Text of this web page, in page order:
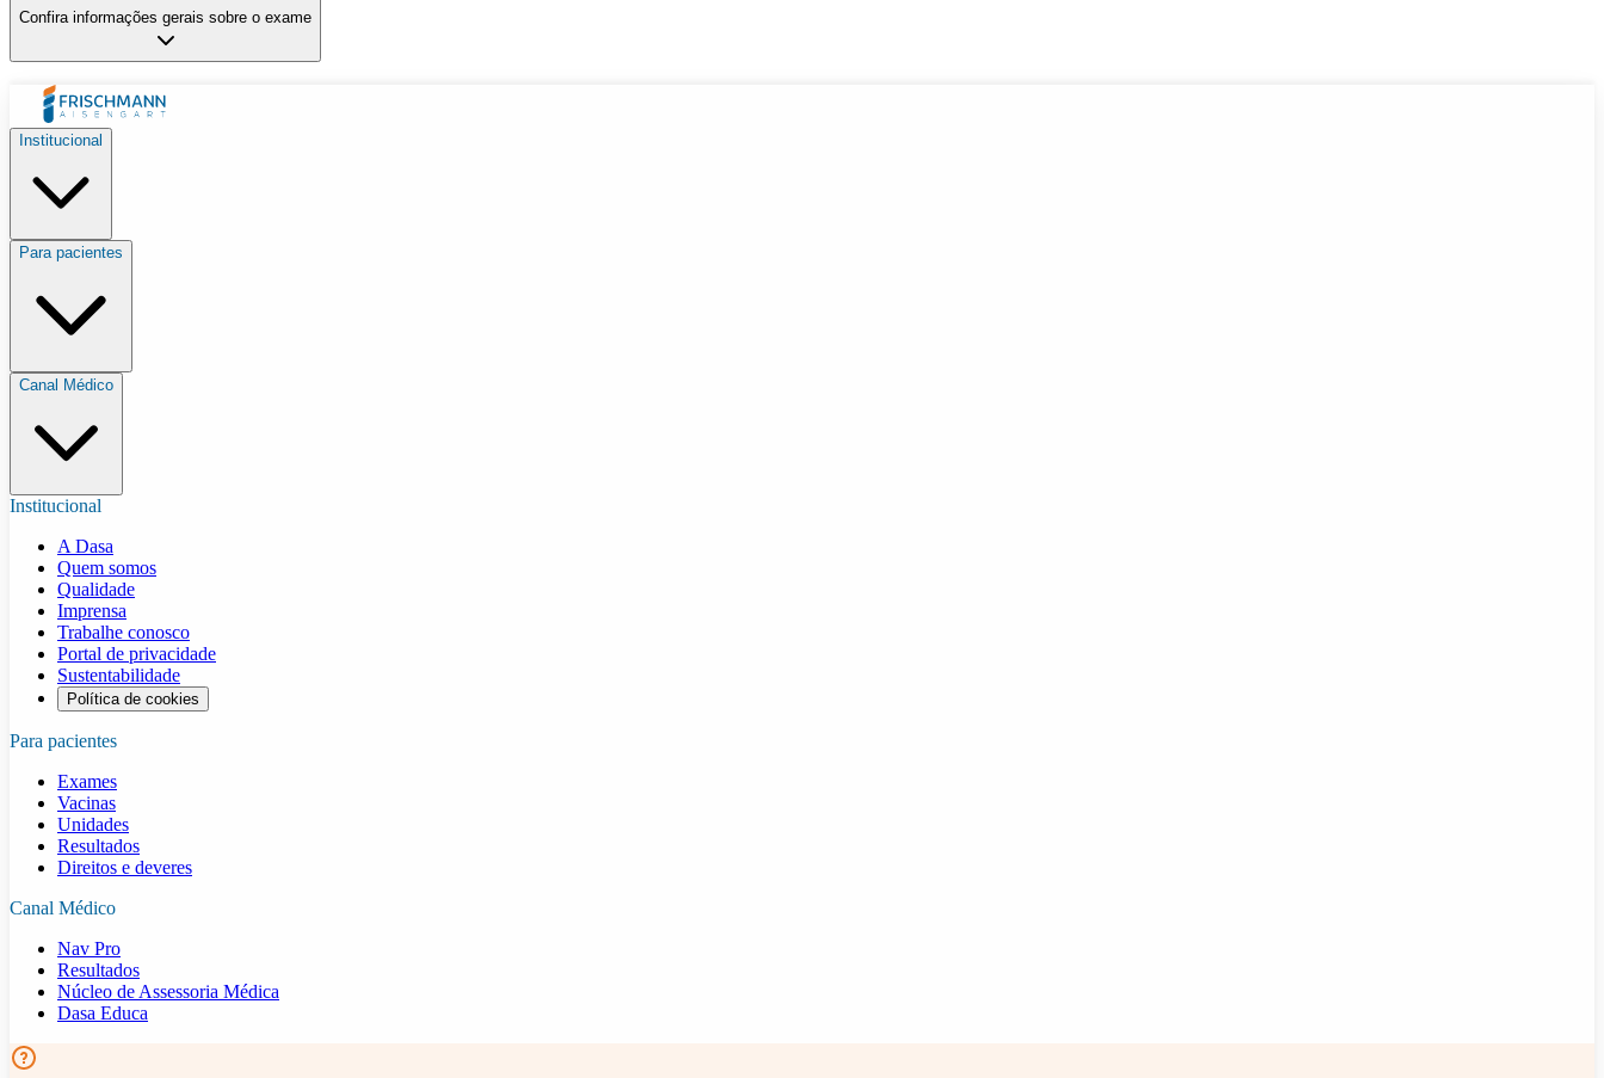
Confira informações gerais sobre o exame
Institucional
Para pacientes
Canal Médico
Institucional
A Dasa
Quem somos
Qualidade
Imprensa
Trabalhe conosco
Portal de privacidade
Sustentabilidade
Política de cookies
Para pacientes
Exames
Vacinas
Unidades
Resultados
Direitos e deveres
Canal Médico
Nav Pro
Resultados
Núcleo de Assessoria Médica
Dasa Educa